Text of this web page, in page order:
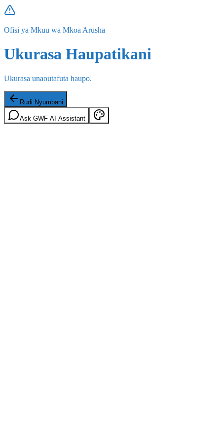
Ofisi ya Mkuu wa Mkoa Arusha
Ukurasa Haupatikani
Ukurasa unaoutafuta haupo.
Rudi Nyumbani
Ask GWF AI Assistant